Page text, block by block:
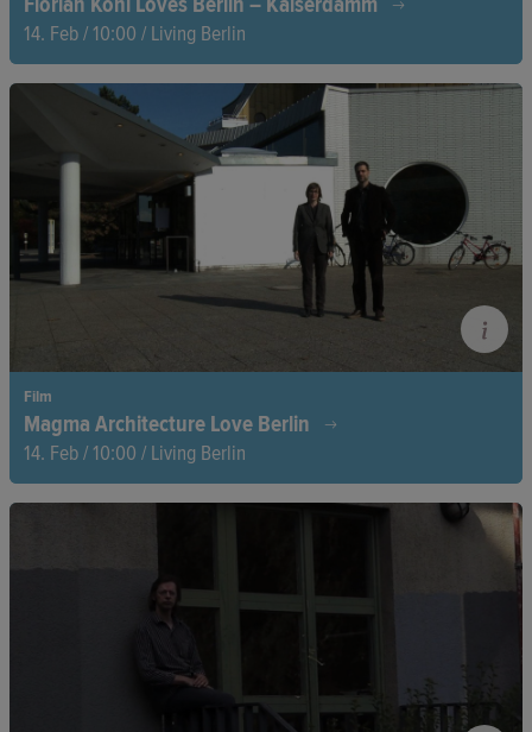
14. Feb / 10:00 / Living Berlin
Eine Geschichte über einen der ersten Wohnblocks in Berlin –
Film
Magma Architecture Love Berlin
14. Feb / 10:00 / Living Berlin
Ein Konzertsaal, der Raum neu denkt: Die Berliner